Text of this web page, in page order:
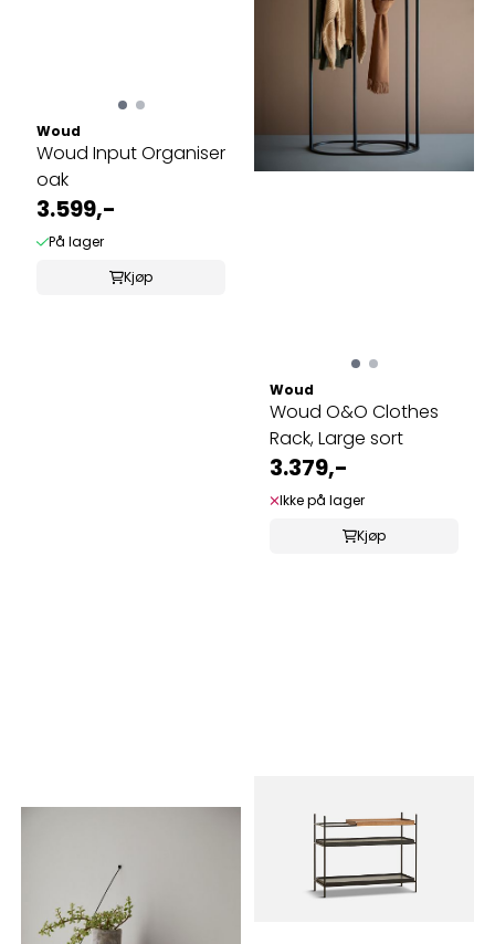
Woud
Woud Input Organiser
oak
3.599,-
På lager
Kjøp
Woud
Woud O&O Clothes
Rack, Large sort
3.379,-
Ikke på lager
Kjøp